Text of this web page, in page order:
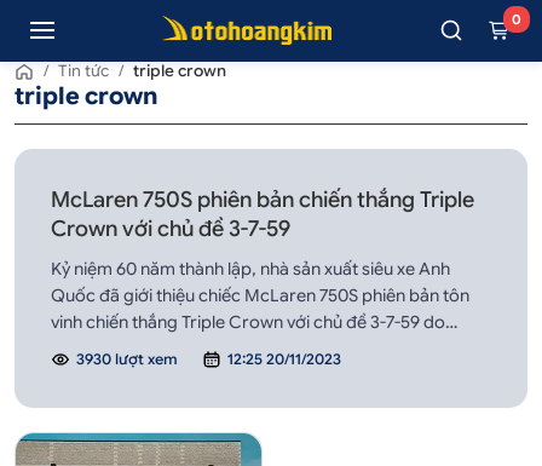
0
/ Tin tức / triple crown
triple crown
McLaren 750S phiên bản chiến thắng Triple
Crown với chủ đề 3-7-59
Kỷ niệm 60 năm thành lập, nhà sản xuất siêu xe Anh
Quốc đã giới thiệu chiếc McLaren 750S phiên bản tôn
vinh chiến thắng Triple Crown với chủ đề 3-7-59 do
McLaren Special Operations (MSO) tạo ra.
3930 lượt xem 12:25 20/11/2023